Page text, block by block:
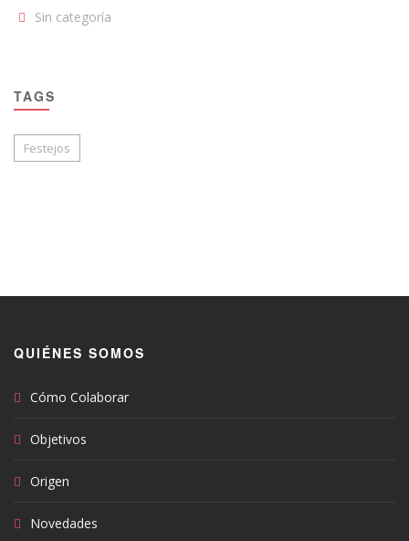
Sin categoría
TAGS
Festejos
QUIÉNES SOMOS
Cómo Colaborar
Objetivos
Origen
Novedades